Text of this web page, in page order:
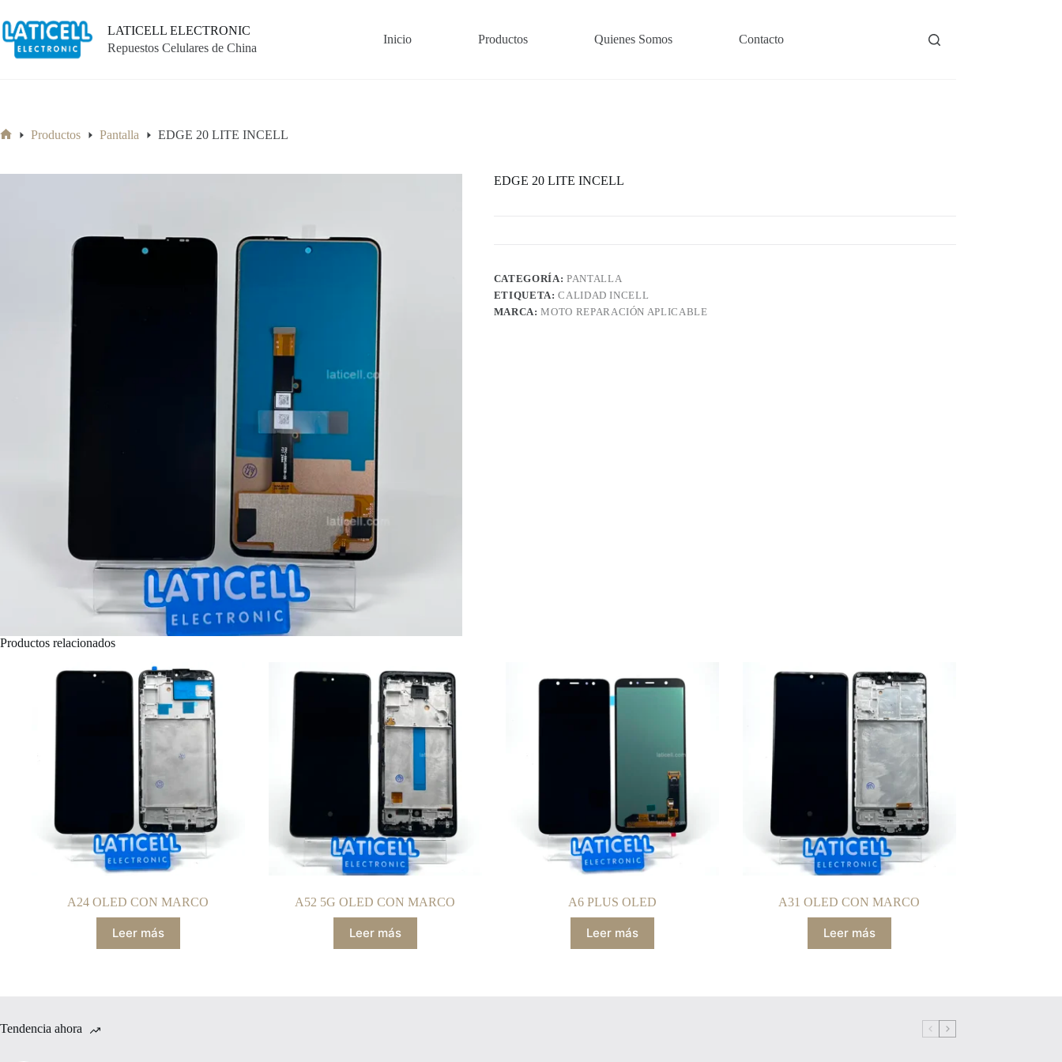
al
contenido
LATICELL ELECTRONIC
Repuestos Celulares de China
Inicio Productos Quienes Somos Contacto
Productos Pantalla EDGE 20 LITE INCELL
EDGE 20 LITE INCELL
CATEGORÍA: PANTALLA
ETIQUETA:CALIDAD INCELL
MARCA:MOTO REPARACIÓN APLICABLE
Productos relacionados
A24 OLED CON MARCO
Leer más
A52 5G OLED CON MARCO
Leer más
A6 PLUS OLED
Leer más
A31 OLED CON MARCO
Leer más
Tendencia ahora